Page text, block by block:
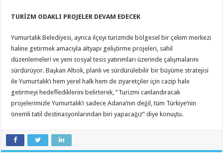
TURİZM ODAKLI PROJELER DEVAM EDECEK
Yumurtalık Belediyesi, ayrıca ilçeyi turizmde bölgesel bir çekim merkezi
haline getirmek amacıyla altyapı geliştirme projeleri, sahil
düzenlemeleri ve yeni sosyal tesis yatırımları üzerinde çalışmalarını
sürdürüyor. Başkan Altıok, planlı ve sürdürülebilir bir büyüme stratejisi
ile Yumurtalık’ı hem yerel halk hem de ziyaretçiler için cazip hale
getirmeyi hedeflediklerini belirterek, “Turizmi canlandıracak
projelerimizle Yumurtalık’ı sadece Adana’nın değil, tüm Türkiye’nin
önemli tatil destinasyonlarından biri yapacağız” diye konuştu.